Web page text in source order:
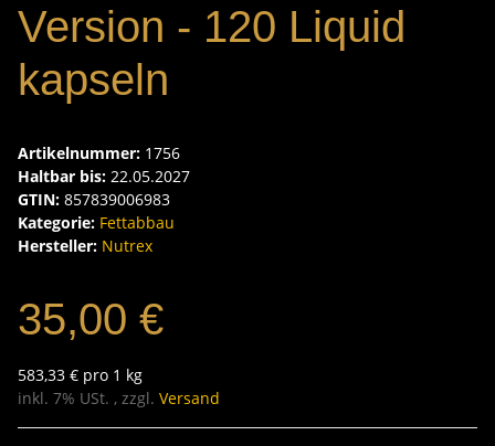
Version - 120 Liquid
kapseln
Artikelnummer: 1756
Haltbar bis: 22.05.2027
GTIN: 857839006983
Kategorie: Fettabbau
Hersteller: Nutrex
35,00 €
583,33 € pro 1 kg
inkl. 7% USt. , zzgl. Versand